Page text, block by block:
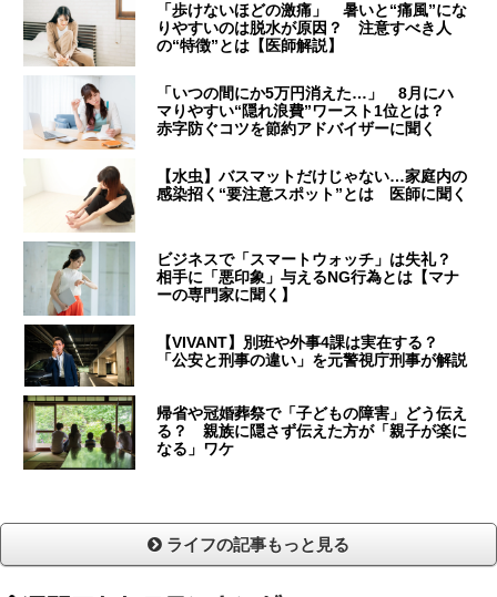
「歩けないほどの激痛」 暑いと“痛風”にな
りやすいのは脱水が原因？ 注意すべき人
の“特徴”とは【医師解説】
「いつの間にか5万円消えた…」 8月にハ
マりやすい“隠れ浪費”ワースト1位とは？
赤字防ぐコツを節約アドバイザーに聞く
【水虫】バスマットだけじゃない…家庭内の
感染招く“要注意スポット”とは 医師に聞く
ビジネスで「スマートウォッチ」は失礼？
相手に「悪印象」与えるNG行為とは【マナ
ーの専門家に聞く】
【VIVANT】別班や外事4課は実在する？
「公安と刑事の違い」を元警視庁刑事が解説
帰省や冠婚葬祭で「子どもの障害」どう伝え
る？ 親族に隠さず伝えた方が「親子が楽に
なる」ワケ
ライフの記事もっと見る